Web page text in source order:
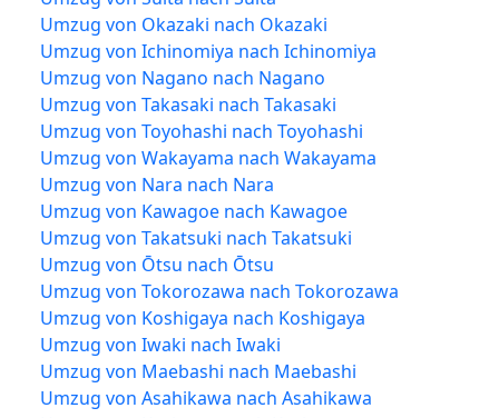
Umzug von Okazaki nach Okazaki
Umzug von Ichinomiya nach Ichinomiya
Umzug von Nagano nach Nagano
Umzug von Takasaki nach Takasaki
Umzug von Toyohashi nach Toyohashi
Umzug von Wakayama nach Wakayama
Umzug von Nara nach Nara
Umzug von Kawagoe nach Kawagoe
Umzug von Takatsuki nach Takatsuki
Umzug von Ōtsu nach Ōtsu
Umzug von Tokorozawa nach Tokorozawa
Umzug von Koshigaya nach Koshigaya
Umzug von Iwaki nach Iwaki
Umzug von Maebashi nach Maebashi
Umzug von Asahikawa nach Asahikawa